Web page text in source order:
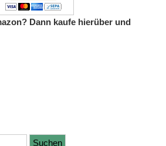
Dann kaufe hierüber und